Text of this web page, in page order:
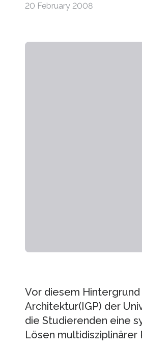
20 February 2008
Vor diesem
Architektur(IGP) der
die Studierenden eine
Lösen